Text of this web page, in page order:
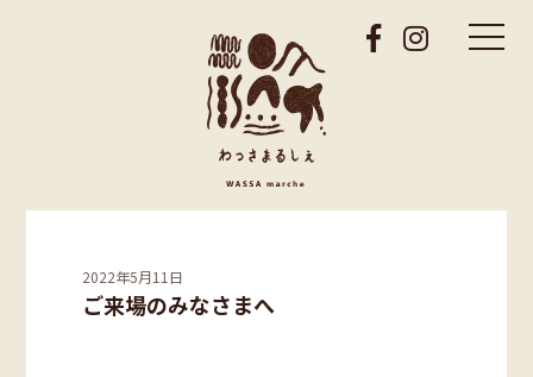
2022年5月11日
ご来場のみなさまへ